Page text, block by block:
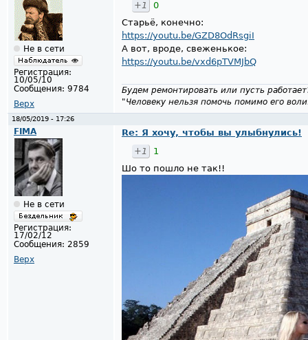
Не в сети
Регистрация:
10/05/10
Сообщения: 9784
Верх
+1
0
Старьё, конечно:
https://youtu.be/GZD8OdRsgiI
А вот, вроде, свеженькое:
https://youtu.be/vxd6pTVMJbQ
Будем ремонтировать или пусть
"Человеку нельзя помочь помимо его
18/05/2019 - 17:26
FIMA
Не в сети
Регистрация:
17/02/12
Сообщения: 2859
Верх
Re: Я хочу, чтобы вы улыбнулись!
+1
1
Шо то пошло не так!!